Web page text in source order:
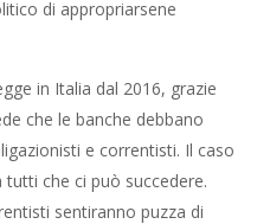
di appropriarsene
in Italia dal 2016, grazie
che le banche debbano
e correntisti. Il caso
che ci può succedere.
sentiranno puzza di